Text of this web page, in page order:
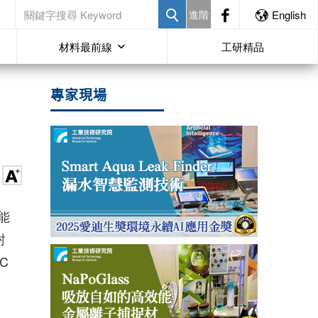
進階 English
材料最前線 工研精品
專家現場